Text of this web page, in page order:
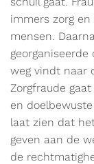
immers zorg
mensen.
weg vindt naar
Zorgfraude
en
laat zien dat
geven aan de
de